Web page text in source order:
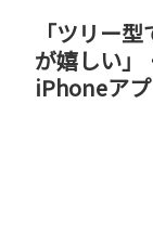
「ツリー
が嬉しい」
iPhoneア